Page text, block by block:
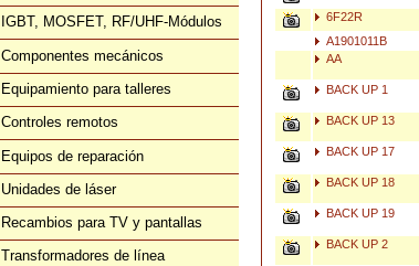
IGBT, MOSFET, RF/UHF-Módulos
Componentes mecánicos
Equipamiento para talleres
Controles remotos
Equipos de reparación
Unidades de láser
Recambios para TV y pantallas
Transformadores de línea
6F22R
A1901011B
AA
BACK UP 1
BACK UP 13
BACK UP 17
BACK UP 18
BACK UP 19
BACK UP 2